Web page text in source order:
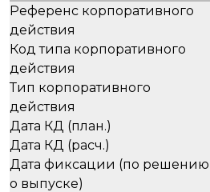
Референс корпоративного
действия
Код типа корпоративного
действия
Тип корпоративного
действия
Дата КД (план.)
Дата КД (расч.)
Дата фиксации (по решению
о выпуске)